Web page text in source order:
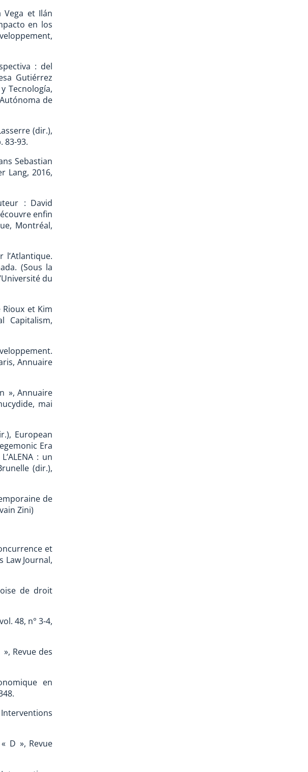
Vega et Ilán
en los
: del
Gutiérrez
Tecnología,
de
(dir.),
83-93.
Sebastian
Lang, 2016,
: David
enfin
Montréal,
l’Atlantique.
(Sous la
du
et Kim
Capitalism,
Annuaire
», Annuaire
mai
European
Era
: un
(dir.),
de
Zini)
et
Journal,
de droit
48, n° 3-4,
Revue des
en
D », Revue